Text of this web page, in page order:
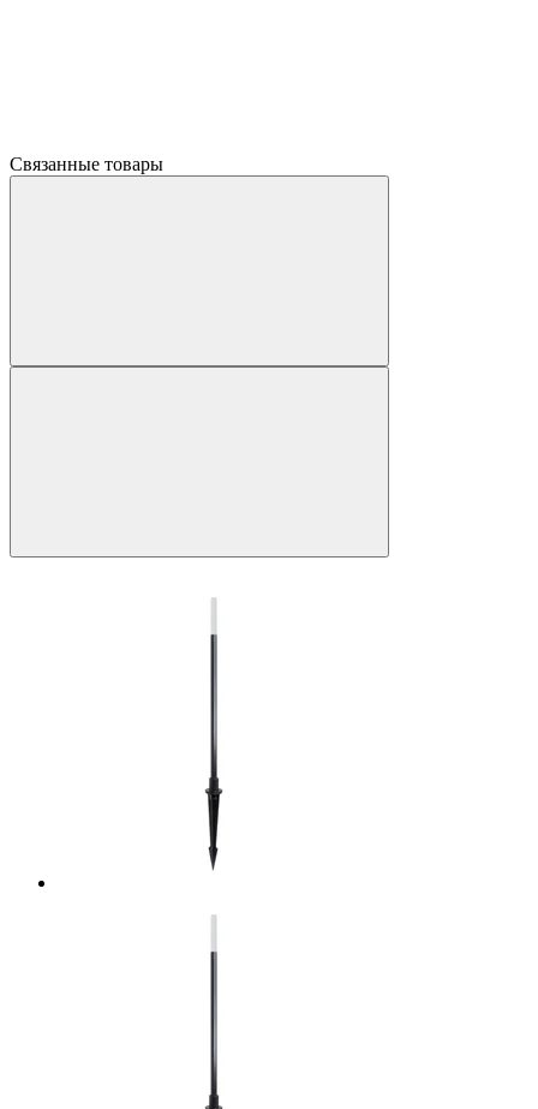
Связанные товары